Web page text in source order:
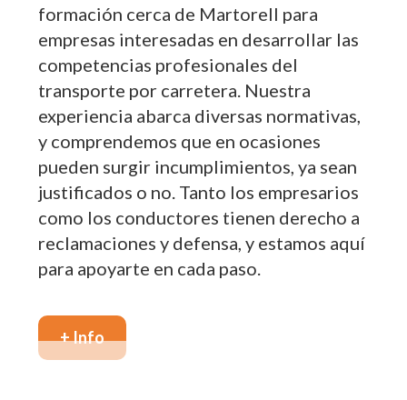
formación cerca de Martorell para
empresas interesadas en desarrollar las
competencias profesionales del
transporte por carretera. Nuestra
experiencia abarca diversas normativas,
y comprendemos que en ocasiones
pueden surgir incumplimientos, ya sean
justificados o no. Tanto los empresarios
como los conductores tienen derecho a
reclamaciones y defensa, y estamos aquí
para apoyarte en cada paso.
+ Info